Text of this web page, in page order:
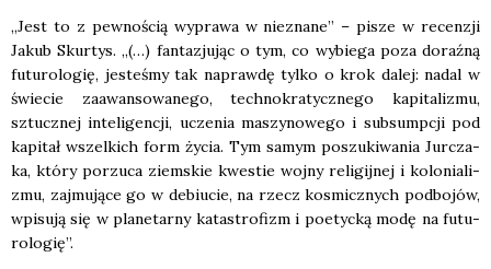
„Jest to z pew­no­ścią wypra­wa w nie­zna­ne” – pisze w recen­zji
Jakub Skur­tys. „(…) fan­ta­zju­jąc o tym, co wybie­ga poza doraź­ną
futu­ro­lo­gię, jeste­śmy tak napraw­dę tyl­ko o krok dalej: nadal w
świe­cie zaawan­so­wa­ne­go, tech­no­kra­tycz­ne­go kapi­ta­li­zmu,
sztucz­nej inte­li­gen­cji, ucze­nia maszy­no­we­go i sub­sump­cji pod
kapi­tał wszel­kich form życia. Tym samym poszu­ki­wa­nia Jur­cza­
ka, któ­ry porzu­ca ziem­skie kwe­stie woj­ny reli­gij­nej i kolo­nia­li­
zmu, zaj­mu­ją­ce go w debiu­cie, na rzecz kosmicz­nych pod­bo­jów,
wpi­su­ją się w pla­ne­tar­ny kata­stro­fizm i poetyc­ką modę na futu­
ro­lo­gię”.